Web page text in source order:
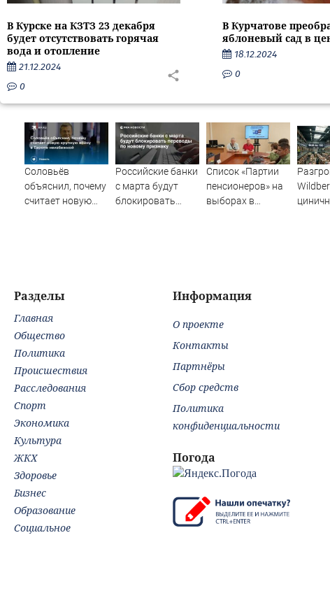
В Курске на КЗТЗ 23 декабря
будет отсутствовать горячая
вода и отопление
21.12.2024
0
В Курчатове
яблоневый сад в
18.12.2024
0
Соловьёв
объяснил, почему
считает новую
Российские банки
с марта будут
блокировать
Список «Партии
пенсионеров» на
выборах в
Разделы
Главная
Общество
Политика
Происшествия
Расследования
Спорт
Экономика
Культура
ЖКХ
Здоровье
Бизнес
Образование
Социальное
Информация
О проекте
Контакты
Партнёры
Сбор средств
Политика
конфиденциальности
Погода